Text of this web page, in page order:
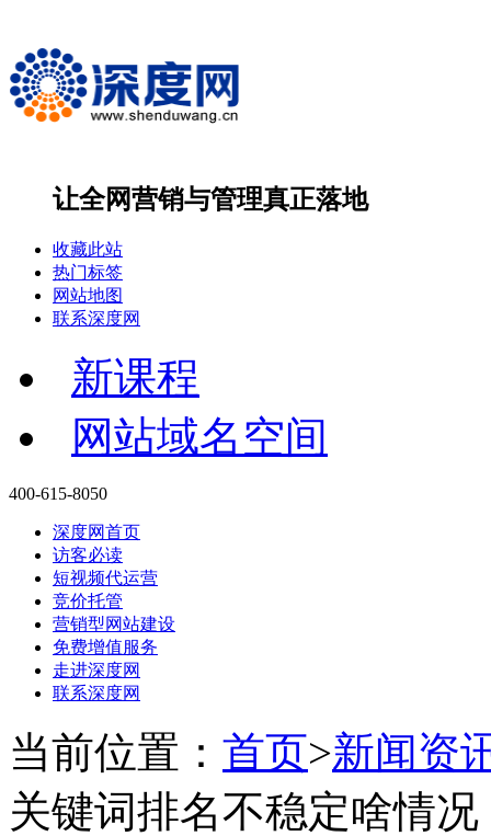
让全网营销与管理真正落地
收藏此站
热门标签
网站地图
联系深度网
新课程
网站域名空间
400-615-8050
深度网首页
访客必读
短视频代运营
竞价托管
营销型网站建设
免费增值服务
走进深度网
联系深度网
当前位置： 首页>新闻资
关键词排名不稳定啥情